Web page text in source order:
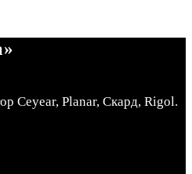
Ceyear, Planar, Скард, Rigol.